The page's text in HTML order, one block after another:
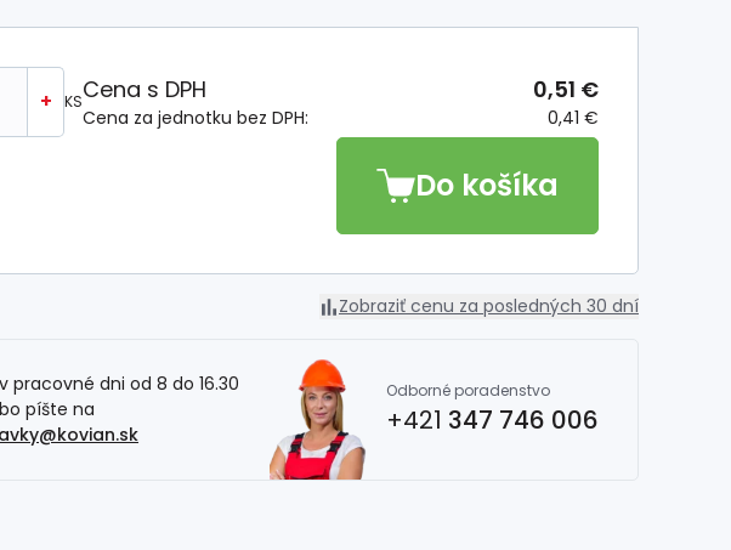
+ KS
Cena za jednotku bez DPH: 0,41 €
Cena s DPH 0,51 €
Do košíka
Zobraziť cenu za posledných 30 dní
pracovné dni od 8 do 16.30
píšte na
Odborné poradenstvo
+421 347 746 006